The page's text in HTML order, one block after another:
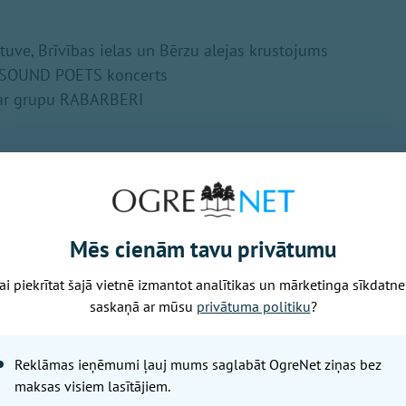
Brīvības ielas un Bērzu alejas krustojums
POETS koncerts
grupu RABARBERI
ūdenskrātuves stāvkrasta
koncerts Mūzika Zilajos kalnos MŪZIKA AP, NO UN
un PĀRDAUGAVAS KAMERMŪZIĶI Guntara Bernāta
pie Mālkalnes prospekta rotācijas apļa
MAZAIS GANIŅŠ
studija SVILPASTES
latviešu vesterns Wild east. KUR VEDĪS CEĻŠ
Mēs cienām tavu privātumu
piekrītat šajā vietnē izmantot analītikas un mārketinga
saskaņā ar mūsu privātuma politiku?
Reklāmas ieņēmumi ļauj mums saglabāt OgreNet ziņas bez
maksas visiem lasītājiem.